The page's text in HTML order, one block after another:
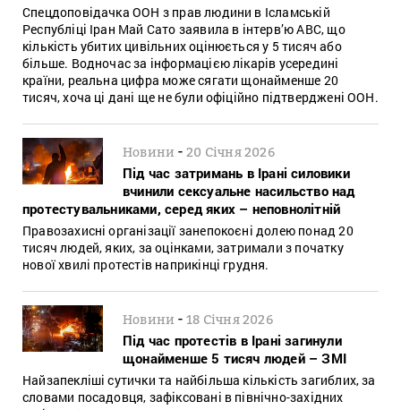
Спецдоповідачка ООН з прав людини в Ісламській
Республіці Іран Май Сато заявила в інтерв’ю ABC, що
кількість убитих цивільних оцінюється у 5 тисяч або
більше. Водночас за інформацією лікарів усередині
країни, реальна цифра може сягати щонайменше 20
тисяч, хоча ці дані ще не були офіційно підтверджені ООН.
Новини -20 Січня 2026
Під час затримань в Ірані силовики
вчинили сексуальне насильство над
протестувальниками, серед яких – неповнолітній
Правозахисні організації занепокоєні долею понад 20
тисяч людей, яких, за оцінками, затримали з початку
нової хвилі протестів наприкінці грудня.
Новини -18 Січня 2026
Під час протестів в Ірані загинули
щонайменше 5 тисяч людей – ЗМІ
Найзапекліші сутички та найбільша кількість загиблих, за
словами посадовця, зафіксовані в північно-західних